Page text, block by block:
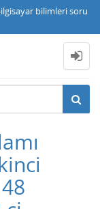
bilimleri soru